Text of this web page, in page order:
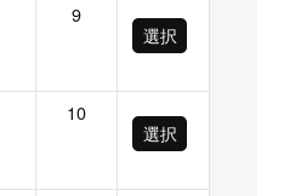
9
選択
10
選択